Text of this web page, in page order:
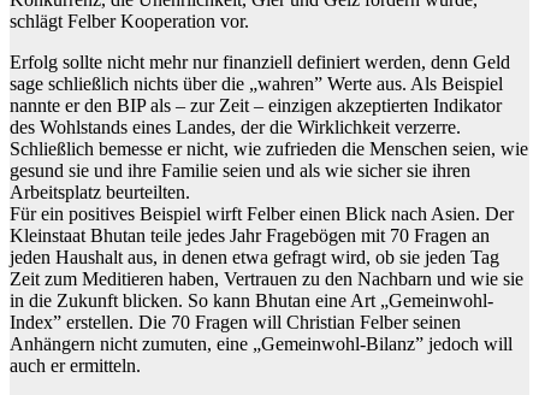
schlägt Felber Kooperation vor.
Erfolg sollte nicht mehr nur finanziell definiert werden, denn Geld
sage schließlich nichts über die „wahren” Werte aus. Als Beispiel
nannte er den BIP als – zur Zeit – einzigen akzeptierten Indikator
des Wohlstands eines Landes, der die Wirklichkeit verzerre.
Schließlich bemesse er nicht, wie zufrieden die Menschen seien, wie
gesund sie und ihre Familie seien und als wie sicher sie ihren
Arbeitsplatz beurteilten.
Für ein positives Beispiel wirft Felber einen Blick nach Asien. Der
Kleinstaat Bhutan teile jedes Jahr Fragebögen mit 70 Fragen an
jeden Haushalt aus, in denen etwa gefragt wird, ob sie jeden Tag
Zeit zum Meditieren haben, Vertrauen zu den Nachbarn und wie sie
in die Zukunft blicken. So kann Bhutan eine Art „Gemeinwohl-
Index” erstellen. Die 70 Fragen will Christian Felber seinen
Anhängern nicht zumuten, eine „Gemeinwohl-Bilanz” jedoch will
auch er ermitteln.